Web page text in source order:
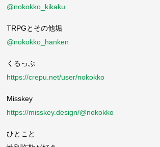
@nokokko_kikaku
TRPGとその他垢
@nokokko_hanken
くるっぷ
https://crepu.net/user/nokokko
Misskey
https://misskey.design/@nokokko
ひとこと